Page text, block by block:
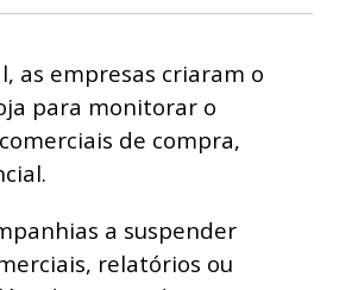
as empresas criaram o
para monitorar o
de compra,
a suspender
relatórios ou